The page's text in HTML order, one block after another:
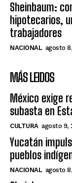
Sheinbaum:
hipotecarios,
trabajadores
NACIONAL agosto
MÁS LEIDOS
México exige
subasta en
CULTURA agosto 9,
Yucatán
pueblos
NACIONAL agosto